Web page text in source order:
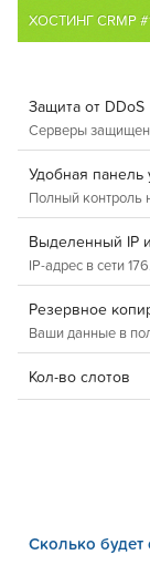
ХОСТИНГ CRMP
Защита от DDoS
Серверы
Удобная панель
Полный контроль
Выделенный IP
IP-адрес в сети
Резервное
Ваши данные в
Кол-во слотов
Сколько будет